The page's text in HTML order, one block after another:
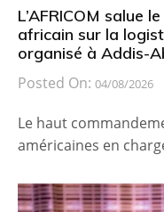
L’AFRICOM salue
africain sur la
organisé à Addis-
Posted On: 04/08/2026
Le haut
américaines en